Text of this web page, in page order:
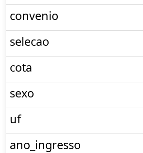
convenio
selecao
cota
sexo
uf
ano_ingresso